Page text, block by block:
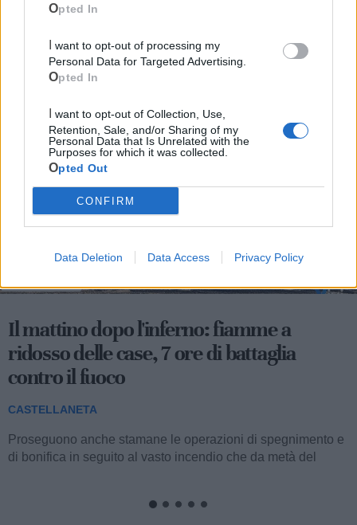
Opted In
Personal Data for Targeted Advertising.
Opted In
Retention, Sale, and/or Sharing of my
Personal Data that Is Unrelated with the
Purposes for which it was collected.
Opted Out
CONFIRM
Data Deletion Data Access Privacy Policy
Il mattino dopo l'inferno: fiamme a
ridosso delle case, 7 ore di battaglia
contro il fuoco
CASTELLANETA
Proseguono anche stamane le operazioni di spegnimento e
di bonifica in seguito al vasto incendio che da metà del